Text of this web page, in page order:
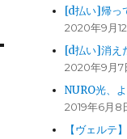
[d払い]帰っ
2020年9月
[d払い]消え
2020年9月7
NURO光、
2019年6月8
【ヴェルテ